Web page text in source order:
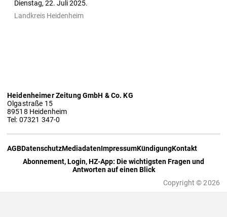
Landkreis Heidenheim
Heidenheimer Zeitung GmbH & Co. KG
Olgastraße 15
89518 Heidenheim
Tel: 07321 347-0
AGBDatenschutzMediadatenImpressumKündigungKontakt
Abonnement, Login, HZ-App: Die wichtigsten Fragen und
Antworten auf einen Blick
Copyright © 2026